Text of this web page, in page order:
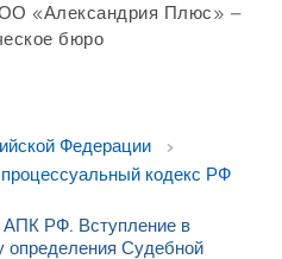
«Александрия Плюс» —
бюро
Федерации
кодекс РФ
АПК РФ. Вступление в
определения Судебной